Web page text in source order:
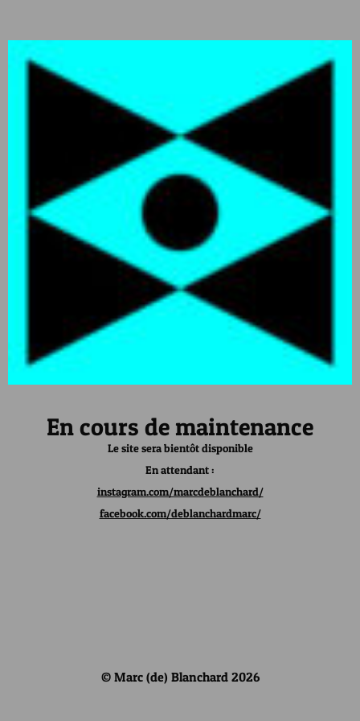
En cours de maintenance
Le site sera bientôt disponible
En attendant :
instagram.com/marcdeblanchard/
facebook.com/deblanchardmarc/
© Marc (de) Blanchard 2026